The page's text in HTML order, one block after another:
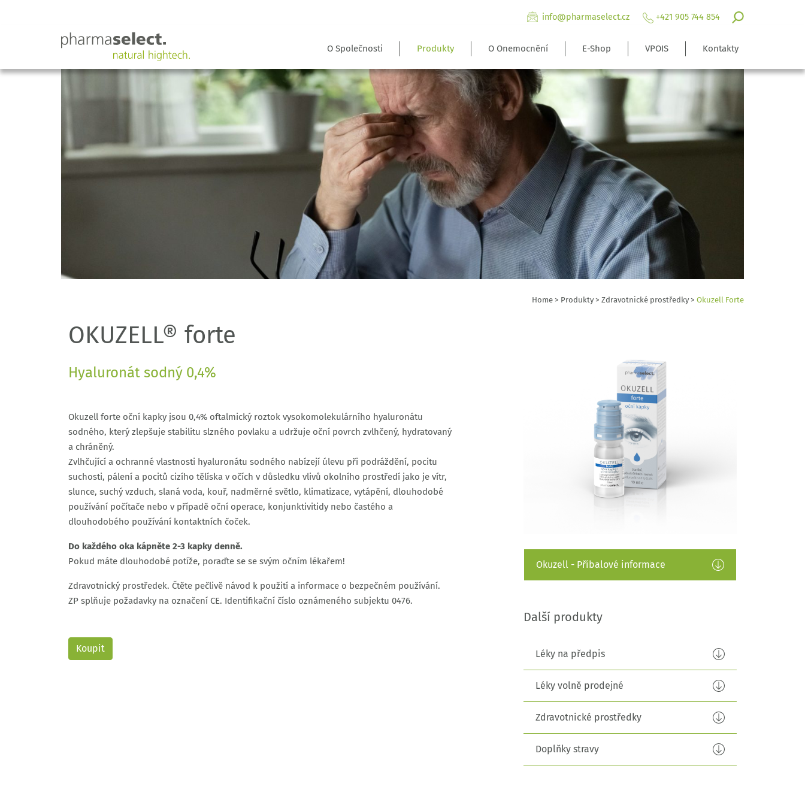
info@pharmaselect.cz +421 905 744 854
O Společnosti Produkty O Onemocnění E-Shop VPOIS Kontakty
Home > Produkty> Zdravotnické prostředky> Okuzell Forte
OKUZELL® forte
Hyaluronát sodný 0,4%
Okuzell forte oční kapky jsou 0,4% oftalmický roztok vysokomolekulárního hyaluronátu
sodného, který zlepšuje stabilitu slzného povlaku a udržuje oční povrch zvlhčený, hydratovaný
a chráněný.
Zvlhčující a ochranné vlastnosti hyaluronátu sodného nabízejí úlevu při podráždění, pocitu
suchosti, pálení a pocitů cizího tělíska v očích v důsledku vlivů okolního prostředí jako je vítr,
slunce, suchý vzduch, slaná voda, kouř, nadměrné světlo, klimatizace, vytápění, dlouhodobé
používání počítače nebo v případě oční operace, konjunktivitidy nebo častého a
dlouhodobého používání kontaktních čoček.
Do každého oka kápněte 2-3 kapky denně.
Pokud máte dlouhodobé potíže, poraďte se se svým očním lékařem!
Zdravotnický prostředek. Čtěte pečlivě návod k použití a informace o bezpečném používání.
ZP splňuje požadavky na označení CE. Identifikační číslo oznámeného subjektu 0476.
Koupit
Okuzell - Příbalové informace
Další produkty
Léky na předpis
Léky volně prodejné
Zdravotnické prostředky
Doplňky stravy